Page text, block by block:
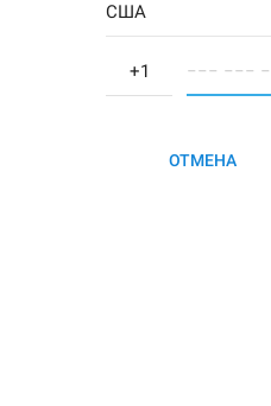
США
−−− −−−
ОТМЕНА